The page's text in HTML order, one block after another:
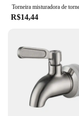
R$14,44